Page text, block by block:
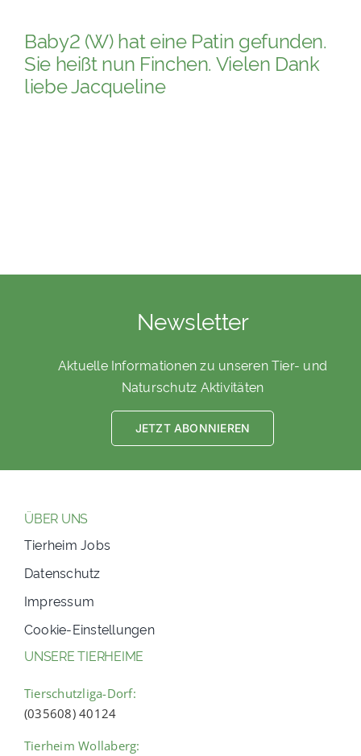
Baby2 (W) hat eine Patin gefunden.
Sie heißt nun Finchen. Vielen Dank
liebe Jacqueline
Newsletter
Aktuelle Informationen zu unseren Tier- und
Naturschutz Aktivitäten
JETZT ABONNIEREN
ÜBER UNS
Tierheim Jobs
Datenschutz
Impressum
Cookie-Einstellungen
UNSERE TIERHEIME
Tierschutzliga-Dorf:
(035608) 40124
Tierheim Wollaberg: